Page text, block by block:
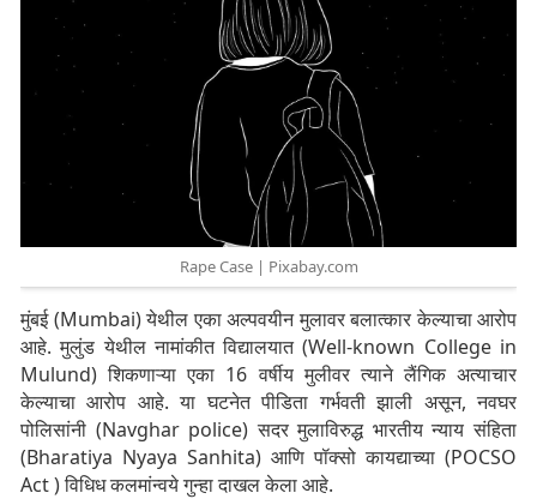
Rape Case | Pixabay.com
मुंबई (Mumbai) येथील एका अल्पवयीन मुलावर बलात्कार केल्याचा आरोप
आहे. मुलुंड येथील नामांकीत विद्यालयात (Well-known College in
Mulund) शिकणाऱ्या एका 16 वर्षीय मुलीवर त्याने लैंगिक अत्याचार
केल्याचा आरोप आहे. या घटनेत पीडिता गर्भवती झाली असून, नवघर
पोलिसांनी (Navghar police) सदर मुलाविरुद्ध भारतीय न्याय संहिता
(Bharatiya Nyaya Sanhita) आणि पॉक्सो कायद्याच्या (POCSO
Act ) विधिध कलमांन्वये गुन्हा दाखल केला आहे.